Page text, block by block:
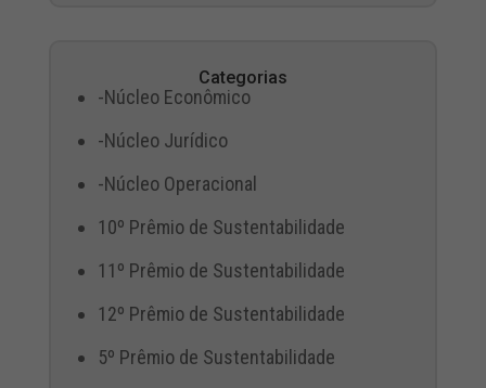
Categorias
-Núcleo Econômico
-Núcleo Jurídico
-Núcleo Operacional
10º Prêmio de Sustentabilidade
11º Prêmio de Sustentabilidade
12º Prêmio de Sustentabilidade
5º Prêmio de Sustentabilidade